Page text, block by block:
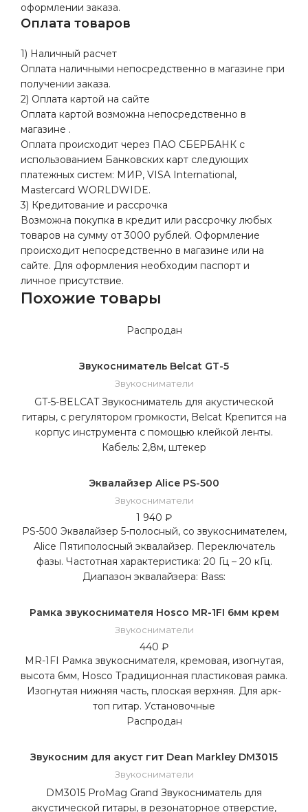
оформлении заказа.
Оплата товаров
1) Наличный расчет
Оплата наличными непосредственно в магазине при
получении заказа.
2) Оплата картой на сайте
Оплата картой возможна непосредственно в
магазине .
Оплата происходит через ПАО СБЕРБАНК с
использованием Банковских карт следующих
платежных систем: МИР, VISA International,
Mastercard WORLDWIDE.
3) Кредитование и рассрочка
Возможна покупка в кредит или рассрочку любых
товаров на сумму от 3000 рублей. Оформление
происходит непосредственно в магазине или на
сайте. Для оформления необходим паспорт и
личное присутствие.
Похожие товары
Распродан
Звукосниматель Belcat GT-5
Звукосниматели
GT-5-BELCAT Звукосниматель для акустической
гитары, с регулятором громкости, Belcat Крепится на
корпус инструмента с помощью клейкой ленты.
Кабель: 2,8м, штекер
Эквалайзер Alice PS-500
Звукосниматели
1 940 ₽
PS-500 Эквалайзер 5-полосный, со звукоснимателем,
Alice Пятиполосный эквалайзер. Переключатель
фазы. Частотная характеристика: 20 Гц – 20 кГц.
Диапазон эквалайзера: Bass:
Рамка звукоснимателя Hosco MR-1FI 6мм крем
Звукосниматели
440 ₽
MR-1FI Рамка звукоснимателя, кремовая, изогнутая,
высота 6мм, Hosco Традиционная пластиковая рамка.
Изогнутая нижняя часть, плоская верхняя. Для арк-
топ гитар. Установочные
Распродан
Звукосним для акуст гит Dean Markley DM3015
Звукосниматели
DM3015 ProMag Grand Звукосниматель для
акустической гитары, в резонаторное отверстие,